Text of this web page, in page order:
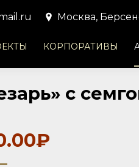
Москва,
КОРПОРАТИВЫ
с
₽